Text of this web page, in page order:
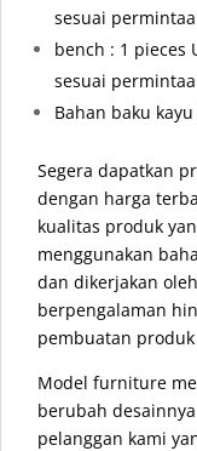
sesuai
bench : 1 pieces
sesuai
Bahan baku
Segera dapatkan
dengan harga
kualitas produk
menggunakan
dan dikerjakan
berpengalaman
pembuatan
Model furniture
berubah
pelanggan kami